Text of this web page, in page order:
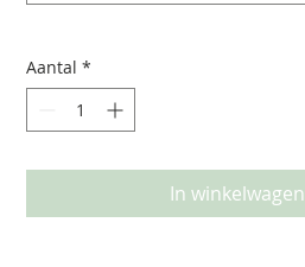
Aantal *
In winkelwagen